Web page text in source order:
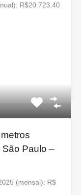
R$20.723,40
Paulo –
(mensal): R$